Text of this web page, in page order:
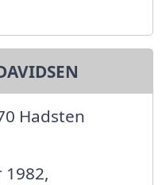
Hadsten